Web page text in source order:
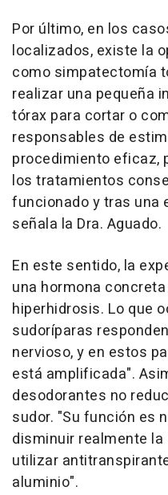
Por último, en los
localizados, existe la
como simpatectomía
realizar una pequeña
tórax para cortar o
responsables de
procedimiento eficaz,
los tratamientos
funcionado y tras una
señala la Dra. Aguado.
En este sentido, la
una hormona
hiperhidrosis. Lo que
sudoríparas
nervioso, y en estos
está amplificada".
desodorantes no
sudor. "Su función es
disminuir realmente
utilizar
aluminio".